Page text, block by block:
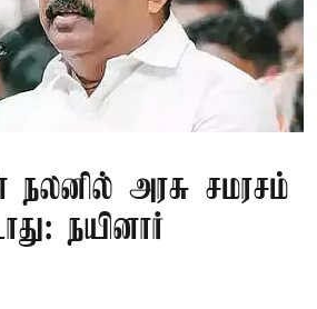
அரசு சமரசம்
நயினார்